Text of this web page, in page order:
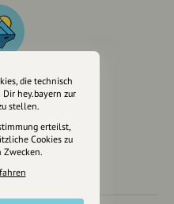
auf
die technisch
hey.bayern zur
stellen.
erteilst,
Cookies zu
Zwecken.